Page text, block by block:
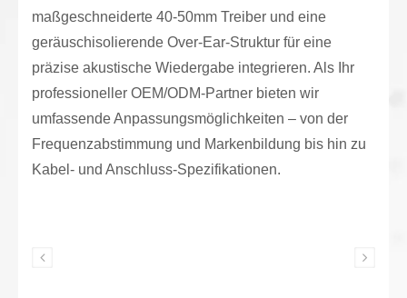
maßgeschneiderte 40-50mm Treiber und eine
geräuschisolierende Over-Ear-Struktur für eine
präzise akustische Wiedergabe integrieren. Als Ihr
professioneller OEM/ODM-Partner bieten wir
umfassende Anpassungsmöglichkeiten – von der
Frequenzabstimmung und Markenbildung bis hin zu
Kabel- und Anschluss-Spezifikationen.